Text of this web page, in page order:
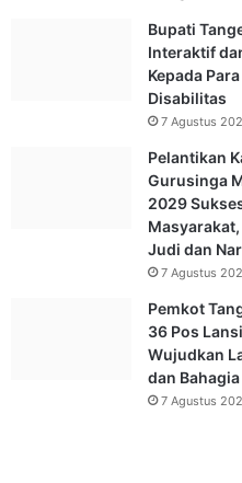
Bupati
Interaktif
Kepada
Disabilitas
7 Agustus
Pelantikan
Gurusinga
2029
Judi dan
7 Agustus
Pemkot
36 Pos
Wujudkan
dan Bahagia
7 Agustus